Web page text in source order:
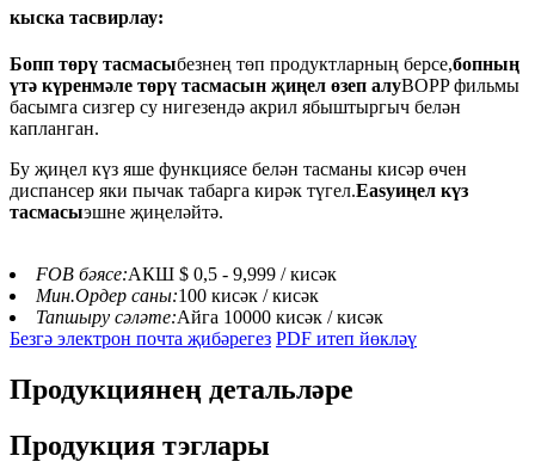
кыска тасвирлау:
Бопп төрү тасмасыбезнең төп продуктларның берсе,бопның
үтә күренмәле төрү тасмасын җиңел өзеп алуBOPP фильмы
басымга сизгер су нигезендә акрил ябыштыргыч белән
капланган.
Бу җиңел күз яше функциясе белән тасманы кисәр өчен
диспансер яки пычак табарга кирәк түгел.Easyиңел күз
тасмасыэшне җиңеләйтә.
FOB бәясе:АКШ $ 0,5 - 9,999 / кисәк
Мин.Ордер саны:100 кисәк / кисәк
Тапшыру сәләте:Айга 10000 кисәк / кисәк
Безгә электрон почта җибәрегез PDF итеп йөкләү
Продукциянең детальләре
Продукция тэглары